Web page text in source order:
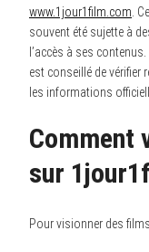
www.1jour1film.com .
souvent été sujette à
l’accès à ses
est conseillé de vérifier
les informations
Comment
sur
Pour visionner des